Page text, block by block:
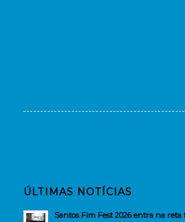
ÚLTIMAS NOTÍCIAS
Santos Fim Fest 2026 entra na